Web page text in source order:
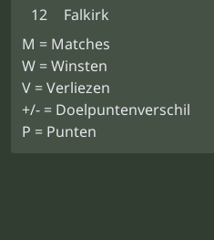
12
Falkirk
M = Matches
W = Winsten
V = Verliezen
+/- = Doelpuntenverschil
P = Punten